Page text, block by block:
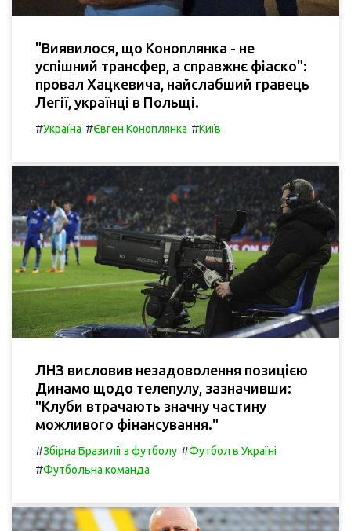
"Виявилося, що Коноплянка - не
успішний трансфер, а справжнє фіаско":
провал Хацкевича, найслабший гравець
Легії, українці в Польщі.
#Україна #Євген Коноплянка #Київ
ЛНЗ висловив незадоволення позицією
Динамо щодо телепулу, зазначивши:
"Клуби втрачають значну частину
можливого фінансування."
#Збірна Бразилії з футболу #Футбол в Україні
#Футбольна команда